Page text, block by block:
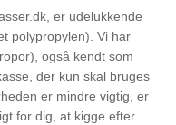
er udelukkende
polypropylen). Vi har
også kendt som
der kun skal bruges
er mindre vigtig, er
for dig, at kigge efter